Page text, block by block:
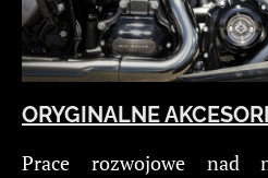
ORYGINALNE
Prace rozwojowe nad